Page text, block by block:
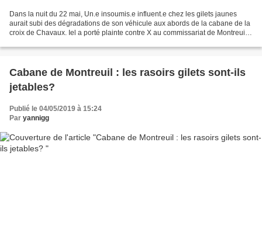
Dans la nuit du 22 mai, Un.e insoumis.e influent.e chez les gilets jaunes
aurait subi des dégradations de son véhicule aux abords de la cabane de la
croix de Chavaux. Iel a porté plainte contre X au commissariat de Montreuil,
Cabane de Montreuil : les rasoirs gilets sont-ils
jetables?
Publié le 04/05/2019 à 15:24
Par yannigg